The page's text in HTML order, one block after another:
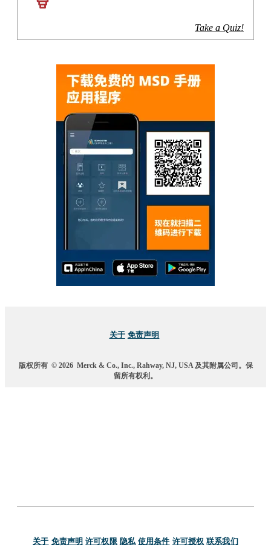
Take a Quiz!
关于 免责声明
版权所有 © 2026 Merck & Co., Inc., Rahway, NJ, USA 及其附属公司。保
留所有权利。
关于 免责声明 许可权限 隐私 使用条件 许可授权 联系我们